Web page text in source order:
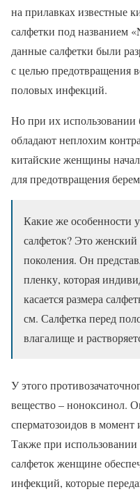
на прилавках известные
салфетки под названием
данные салфетки были
с целью предотвращения
половых инфекций.
Но при их
обладают неплохим
китайские женщины
для предотвращения
Какие же особенности
салфеток? Это
поколения. Он
пленку, которая
касается размера
см. Салфетка перед
влагалище и
У этого
вещество – ноноксинол.
сперматозоидов в момент
Также при
салфеток женщине
инфекций, которые